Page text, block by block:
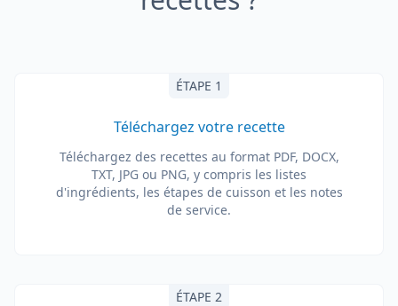
ÉTAPE 1
Téléchargez votre recette
Téléchargez des recettes au format PDF, DOCX,
TXT, JPG ou PNG, y compris les listes
d'ingrédients, les étapes de cuisson et les notes
de service.
ÉTAPE 2